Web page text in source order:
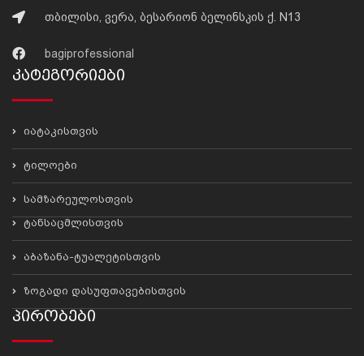
თბილისი, ვერა, ბესარიონ ბელინსკის ქ. N13
bagiprofessional
Კატეგორიები
იატაკისთვის
ტილოები
სამზარეულოსთვის
ტანსაცმლისთვის
აბაზანა-ტუალეტისთვის
ზოგადი დასუფთავებისთვის
Პირობები